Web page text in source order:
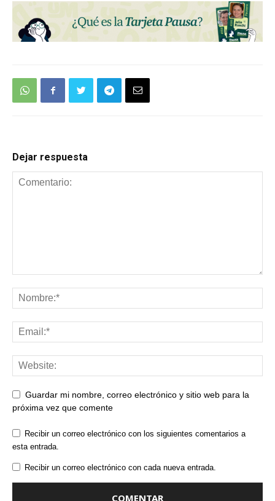
Dejar respuesta
Guardar mi nombre, correo electrónico y sitio web para la
próxima vez que comente
Recibir un correo electrónico con los siguientes comentarios a
esta entrada.
Recibir un correo electrónico con cada nueva entrada.